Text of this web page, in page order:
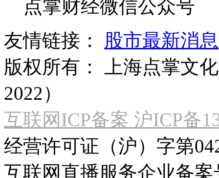
点掌财经微信公众号
友情链接：
股市最新消息
版权所有：
上海点掌文
2022）
互联网ICP备案 沪ICP备
经营许可证（沪）字第
互联网直播服务企业备案